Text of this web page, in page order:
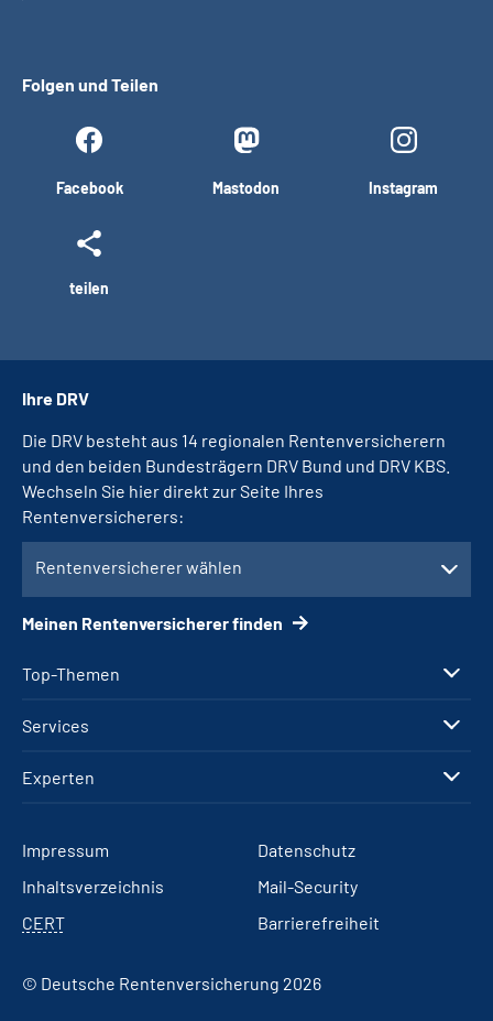
Folgen und Teilen
Facebook Mastodon Instagram
teilen
Top-Themen
Services
Experten
Ihre DRV
Die DRV besteht aus 14 regionalen Rentenversicherern
und den beiden Bundesträgern DRV Bund und DRV KBS.
Wechseln Sie hier direkt zur Seite Ihres
Rentenversicherers:
Rentenversicherer wählen
Meinen Rentenversicherer finden
Impressum
Datenschutz
Inhaltsverzeichnis
Mail-Security
CERT
Barrierefreiheit
© Deutsche Rentenversicherung 2026